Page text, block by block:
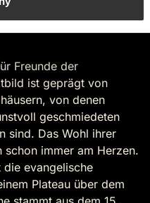
Freunde der
ist geprägt von
von denen
geschmiedeten
sind. Das Wohl ihrer
schon immer am Herzen.
evangelische
Plateau über dem